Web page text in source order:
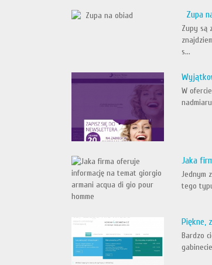
Zupa
Zupy są
s...
W
Jaka
Jednym
tego
Piękne,
Bardzo